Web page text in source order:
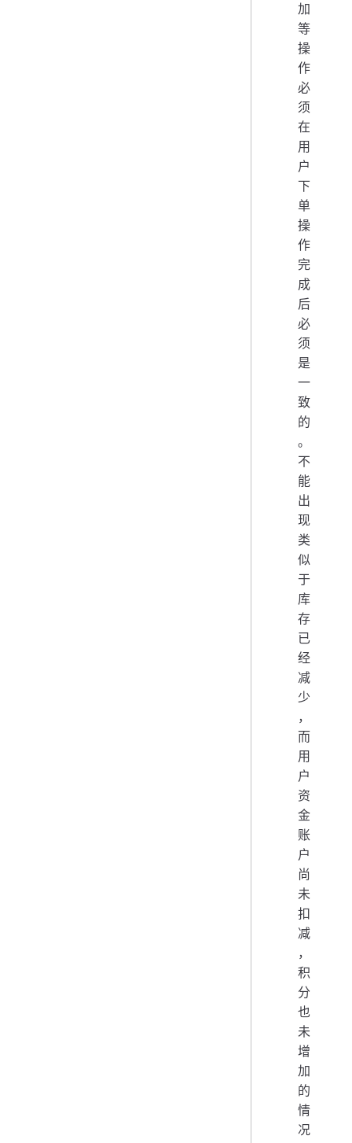
加
等
操
作
必
须
在
用
户
下
单
操
作
完
成
后
必
须
是
一
致
的
。
不
能
出
现
类
似
于
库
存
已
经
减
少
，
而
用
户
资
金
账
户
尚
未
扣
减
，
积
分
也
未
增
加
的
情
况